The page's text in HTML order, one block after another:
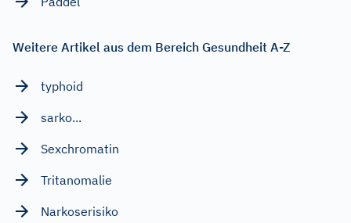
Weitere Artikel aus dem Bereich Gesundheit A-Z
typhoid
sarko...
Sexchromatin
Tritanomalie
Narkoserisiko